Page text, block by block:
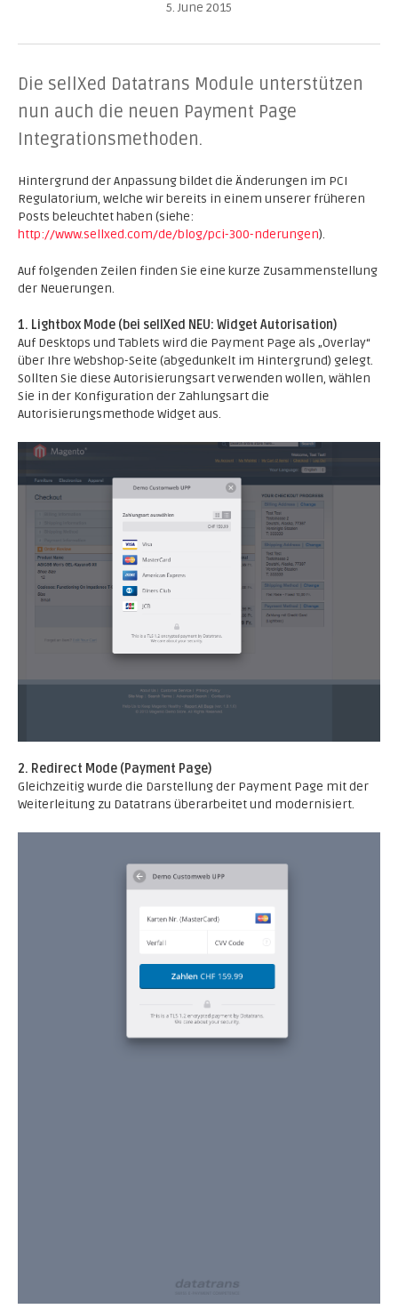
5. June 2015
Die sellXed Datatrans Module unterstützen
nun auch die neuen Payment Page
Integrationsmethoden.
Hintergrund der Anpassung bildet die Änderungen im PCI
Regulatorium, welche wir bereits in einem unserer früheren
Posts beleuchtet haben (siehe:
http://www.sellxed.com/de/blog/pci-300-nderungen).
Auf folgenden Zeilen finden Sie eine kurze Zusammenstellung
der Neuerungen.
1. Lightbox Mode (bei sellXed NEU: Widget Autorisation)
Auf Desktops und Tablets wird die Payment Page als „Overlay“
über Ihre Webshop-Seite (abgedunkelt im Hintergrund) gelegt.
Sollten Sie diese Autorisierungsart verwenden wollen, wählen
Sie in der Konfiguration der Zahlungsart die
Autorisierungsmethode Widget aus.
2. Redirect Mode (Payment Page)
Gleichzeitig wurde die Darstellung der Payment Page mit der
Weiterleitung zu Datatrans überarbeitet und modernisiert.